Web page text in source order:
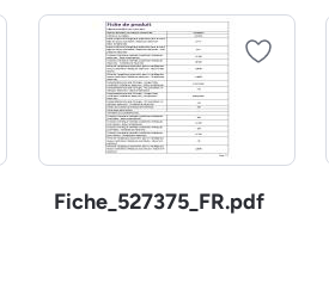
Fiche_527375_FR.pdf